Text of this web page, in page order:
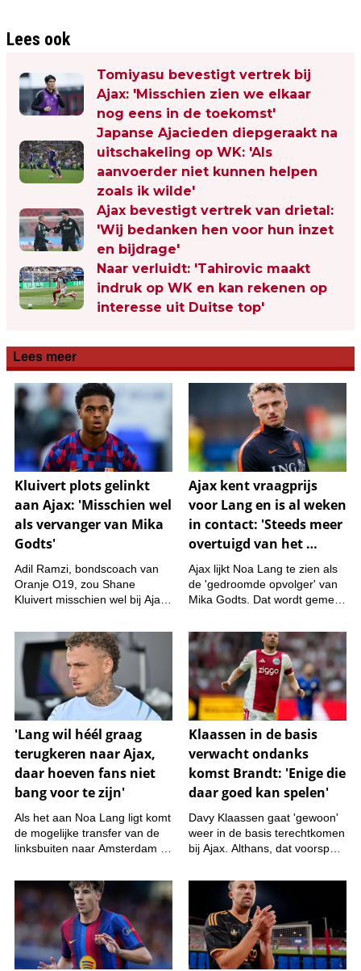
Lees ook
Tomiyasu bevestigt vertrek bij
Ajax: 'Misschien zien we elkaar
nog eens in de toekomst'
Japanse Ajacieden diepgeraakt na
uitschakeling op WK: 'Als
aanvoerder niet kunnen helpen
zoals ik wilde'
Ajax bevestigt vertrek van drietal:
'Wij bedanken hen voor hun inzet
en bijdrage'
Naar verluidt: 'Tahirovic maakt
indruk op WK en kan rekenen op
interesse uit Duitse top'